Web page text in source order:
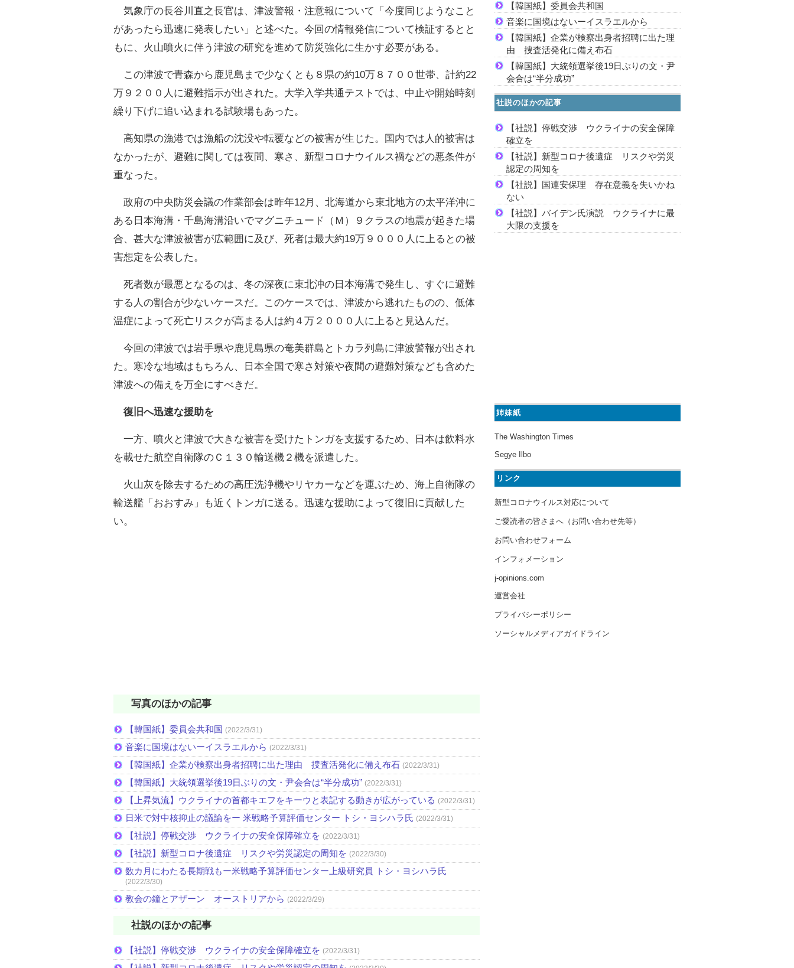
気象庁の長谷川直之長官は、津波警報・注意報について「今度同じようなこと
があったら迅速に発表したい」と述べた。今回の情報発信について検証するとと
もに、火山噴火に伴う津波の研究を進めて防災強化に生かす必要がある。
この津波で青森から鹿児島まで少なくとも８県の約10万８７００世帯、計約22
万９２００人に避難指示が出された。大学入学共通テストでは、中止や開始時刻
繰り下げに追い込まれる試験場もあった。
高知県の漁港では漁船の沈没や転覆などの被害が生じた。国内では人的被害は
なかったが、避難に関しては夜間、寒さ、新型コロナウイルス禍などの悪条件が
重なった。
政府の中央防災会議の作業部会は昨年12月、北海道から東北地方の太平洋沖に
ある日本海溝・千島海溝沿いでマグニチュード（Ｍ）９クラスの地震が起きた場
合、甚大な津波被害が広範囲に及び、死者は最大約19万９０００人に上るとの被
害想定を公表した。
死者数が最悪となるのは、冬の深夜に東北沖の日本海溝で発生し、すぐに避難
する人の割合が少ないケースだ。このケースでは、津波から逃れたものの、低体
温症によって死亡リスクが高まる人は約４万２０００人に上ると見込んだ。
今回の津波では岩手県や鹿児島県の奄美群島とトカラ列島に津波警報が出され
た。寒冷な地域はもちろん、日本全国で寒さ対策や夜間の避難対策なども含めた
津波への備えを万全にすべきだ。
復旧へ迅速な援助を
一方、噴火と津波で大きな被害を受けたトンガを支援するため、日本は飲料水
を載せた航空自衛隊のＣ１３０輸送機２機を派遣した。
火山灰を除去するための高圧洗浄機やリヤカーなどを運ぶため、海上自衛隊の
輸送艦「おおすみ」も近くトンガに送る。迅速な援助によって復旧に貢献した
い。
写真のほかの記事
【韓国紙】委員会共和国 (2022/3/31)
音楽に国境はないーイスラエルから (2022/3/31)
【韓国紙】企業が検察出身者招聘に出た理由 捜査活発化に備え布石 (2022/3/31)
【韓国紙】大統領選挙後19日ぶりの文・尹会合は“半分成功” (2022/3/31)
【上昇気流】ウクライナの首都キエフをキーウと表記する動きが広がっている (2022/3/31)
日米で対中核抑止の議論をー 米戦略予算評価センター トシ・ヨシハラ氏 (2022/3/31)
【社説】停戦交渉 ウクライナの安全保障確立を (2022/3/31)
【社説】新型コロナ後遺症 リスクや労災認定の周知を (2022/3/30)
数カ月にわたる長期戦もー米戦略予算評価センター上級研究員 トシ・ヨシハラ氏
(2022/3/30)
教会の鐘とアザーン オーストリアから (2022/3/29)
社説のほかの記事
【社説】停戦交渉 ウクライナの安全保障確立を (2022/3/31)
【韓国紙】委員会共和国
音楽に国境はないーイスラエルから
【韓国紙】企業が検察出身者招聘に出た理
由 捜査活発化に備え布石
【韓国紙】大統領選挙後19日ぶりの文・尹
会合は“半分成功”
社説のほかの記事
【社説】停戦交渉 ウクライナの安全保障
確立を
【社説】新型コロナ後遺症 リスクや労災
認定の周知を
【社説】国連安保理 存在意義を失いかね
ない
【社説】バイデン氏演説 ウクライナに最
大限の支援を
姉妹紙
The Washington Times
Segye Ilbo
リンク
新型コロナウイルス対応について
ご愛読者の皆さまへ（お問い合わせ先等）
お問い合わせフォーム
インフォメーション
j-opinions.com
運営会社
プライバシーポリシー
ソーシャルメディアガイドライン